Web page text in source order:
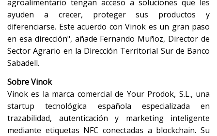
agroalimentario tengan acceso a soluciones que les
ayuden a crecer, proteger sus productos y
diferenciarse. Este acuerdo con Vinok es un gran paso
en esa dirección", añade Fernando Muñoz, Director de
Sector Agrario en la Dirección Territorial Sur de Banco
Sabadell.
Sobre Vinok
Vinok es la marca comercial de Your Prodok, S.L., una
startup tecnológica española especializada en
trazabilidad, autenticación y marketing inteligente
mediante etiquetas NFC conectadas a blockchain. Su